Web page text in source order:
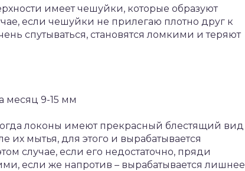
имеет чешуйки, которые образуют
если чешуйки не прилегаю плотно друг к
спутываться, становятся ломкими и теряют
месяц 9-15 мм
локоны имеют прекрасный блестящий вид
их мытья, для этого и вырабатывается
случае, если его недостаточно, пряди
если же напротив – вырабатывается лишнее